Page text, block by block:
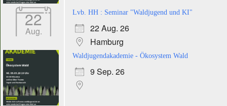
22
Aug.
Lvb. HH : Seminar "Waldjugend und KI"
22 Aug. 26
Hamburg
Waldjugendakademie - Ökosystem Wald
9 Sep. 26